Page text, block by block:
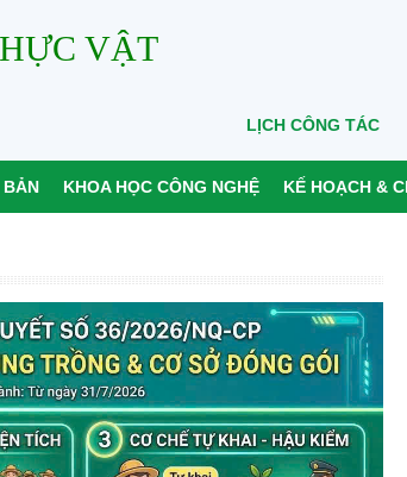
VẬT
LỊCH CÔNG TÁC
BẢN KHOA HỌC CÔNG NGHỆ KẾ HOẠCH &